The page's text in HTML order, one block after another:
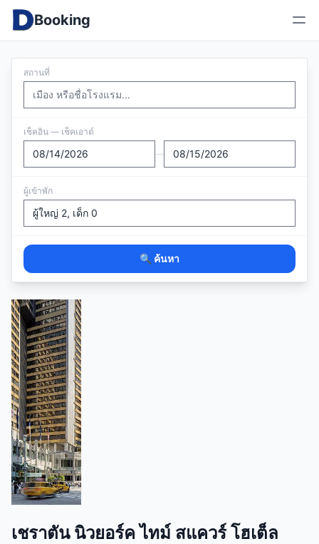
Booking
สถานที่
เช็คอิน — เช็คเอาต์
—
ผู้เข้าพัก
🔍 ค้นหา
เชราตัน นิวยอร์ค ไทม์ สแควร์ โฮเต็ล